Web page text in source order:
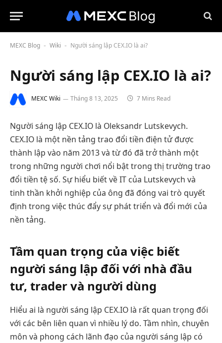
MEXC Blog - Wiki - Người sáng lập CEX.IO là ai?
Người sáng lập CEX.IO là ai?
MEXC Wiki Tháng 8 13, 2025 7 Mins Read
Người sáng lập CEX.IO là Oleksandr Lutskevych.
CEX.IO là một nền tảng trao đổi tiền điện tử được
thành lập vào năm 2013 và từ đó đã trở thành một
trong những người chơi nổi bật trong thị trường trao
đổi tiền tệ số. Sự hiểu biết về IT của Lutskevych và
tinh thần khởi nghiệp của ông đã đóng vai trò quyết
định trong việc thúc đẩy sự phát triển và đổi mới của
nền tảng.
Tầm quan trọng của việc biết
người sáng lập đối với nhà đầu
tư, trader và người dùng
Hiểu ai là người sáng lập CEX.IO là rất quan trọng đối
với các bên liên quan vì nhiều lý do. Tầm nhìn, chuyên
môn và phong cách lãnh đạo của người sáng lập có